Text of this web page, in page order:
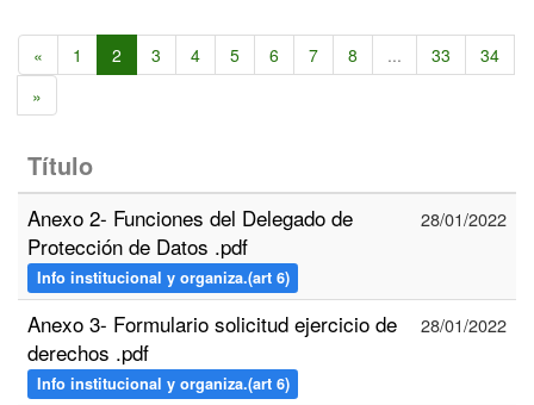
« 1 2 3 4 5 6 7 8 ... 33
34
»
Título
Anexo 2- Funciones del Delegado de
Protección de Datos .pdf
Info institucional y organiza.(art 6)
28/01/2022
Anexo 3- Formulario solicitud ejercicio de
derechos .pdf
Info institucional y organiza.(art 6)
28/01/2022